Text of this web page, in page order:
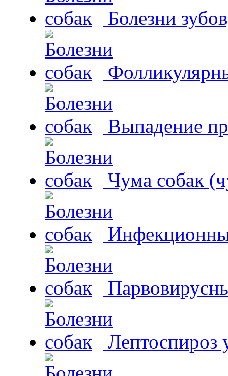
Болезни
Выпадение
Чума собак
Лептоспироз